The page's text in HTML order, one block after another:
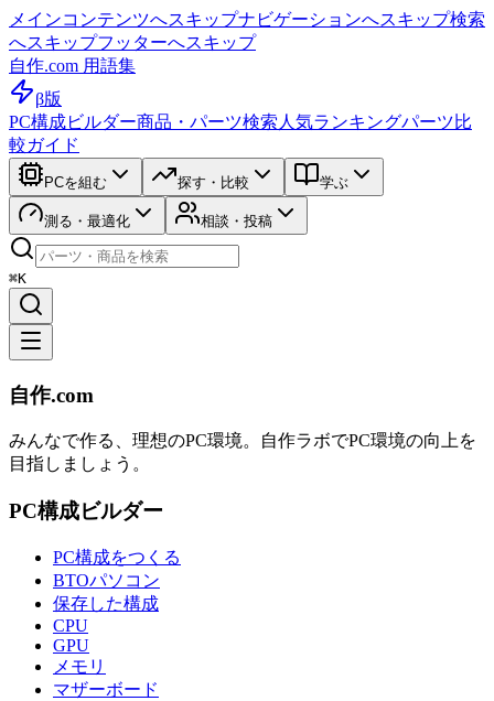
メインコンテンツへスキップナビゲーションへスキップ検索
へスキップフッターへスキップ
自作.com 用語集
β版
PC構成ビルダー商品・パーツ検索 人気ランキングパーツ比
較ガイド
PCを組む 探す・比較 学ぶ
測る・最適化 相談・投稿
⌘K
自作.com
みんなで作る、理想のPC環境。 自作ラボでPC環境の向上を
目指しましょう。
PC構成ビルダー
PC構成をつくる
BTOパソコン
保存した構成
CPU
GPU
メモリ
マザーボード